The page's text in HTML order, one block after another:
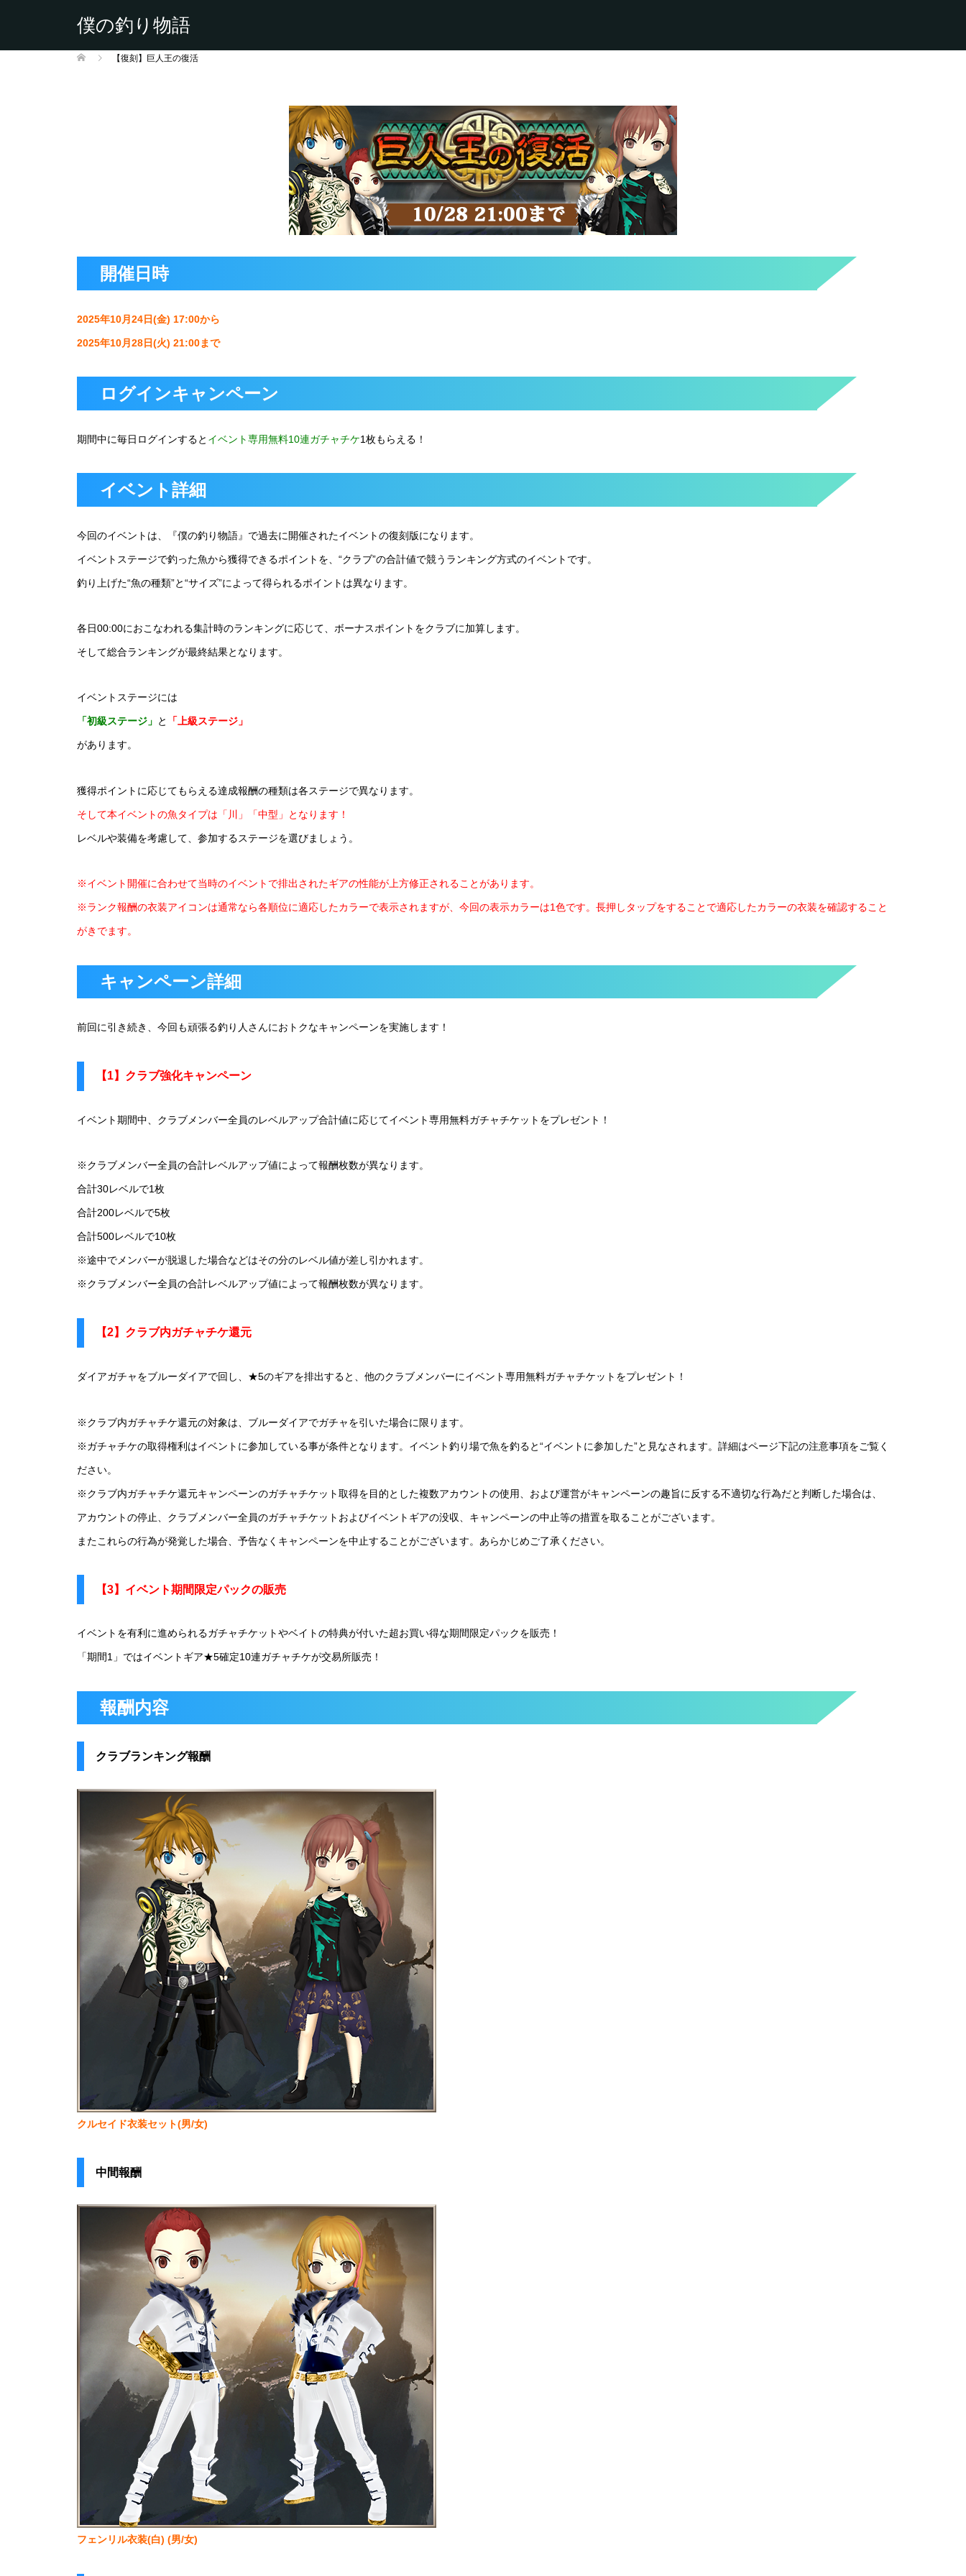
僕の釣り物語
【復刻】巨人王の復活
開催日時
2025年10月24日(金) 17:00から
2025年10月28日(火) 21:00まで
ログインキャンペーン
期間中に毎日ログインすると イベント専用無料10連ガチャチケ1枚もらえる！
イベント詳細
今回のイベントは、『僕の釣り物語』で過去に開催されたイベントの復刻版になります。
イベントステージで釣った魚から獲得できるポイントを、“クラブ”の合計値で競うランキング方式のイベントです。
釣り上げた“魚の種類”と“サイズ”によって得られるポイントは異なります。
各日00:00におこなわれる集計時のランキングに応じて、ボーナスポイントをクラブに加算します。
そして総合ランキングが最終結果となります。
イベントステージには
「初級ステージ」 と 「上級ステージ」
があります。
獲得ポイントに応じてもらえる達成報酬の種類は各ステージで異なります。
そして本イベントの魚タイプは「川」「中型」となります！
レベルや装備を考慮して、参加するステージを選びましょう。
※イベント開催に合わせて当時のイベントで排出されたギアの性能が上方修正されることがあります。
※ランク報酬の衣装アイコンは通常なら各順位に適応したカラーで表示されますが、今回の表示カラーは1色です。長押しタップをすることで適応したカラーの衣装を確認すること
がきでます。
キャンペーン詳細
前回に引き続き、今回も頑張る釣り人さんにおトクなキャンペーンを実施します！
【1】クラブ強化キャンペーン
イベント期間中、クラブメンバー全員のレベルアップ合計値に応じてイベント専用無料ガチャチケットをプレゼント！
※クラブメンバー全員の合計レベルアップ値によって報酬枚数が異なります。
合計30レベルで1枚
合計200レベルで5枚
合計500レベルで10枚
※途中でメンバーが脱退した場合などはその分のレベル値が差し引かれます。
※クラブメンバー全員の合計レベルアップ値によって報酬枚数が異なります。
【2】クラブ内ガチャチケ還元
ダイアガチャをブルーダイアで回し、★5のギアを排出すると、他のクラブメンバーにイベント専用無料ガチャチケットをプレゼント！
※クラブ内ガチャチケ還元の対象は、ブルーダイアでガチャを引いた場合に限ります。
※ガチャチケの取得権利はイベントに参加している事が条件となります。イベント釣り場で魚を釣ると“イベントに参加した”と見なされます。詳細はページ下記の注意事項をご覧く
ださい。
※クラブ内ガチャチケ還元キャンペーンのガチャチケット取得を目的とした複数アカウントの使用、および運営がキャンペーンの趣旨に反する不適切な行為だと判断した場合は、
アカウントの停止、クラブメンバー全員のガチャチケットおよびイベントギアの没収、キャンペーンの中止等の措置を取ることがございます。
またこれらの行為が発覚した場合、予告なくキャンペーンを中止することがございます。あらかじめご了承ください。
【3】イベント期間限定パックの販売
イベントを有利に進められるガチャチケットやベイトの特典が付いた超お買い得な期間限定パックを販売！
「期間1」ではイベントギア★5確定10連ガチャチケが交易所販売！
報酬内容
クラブランキング報酬
クルセイド衣装セット(男/女)
中間報酬
フェンリル衣装(白) (男/女)